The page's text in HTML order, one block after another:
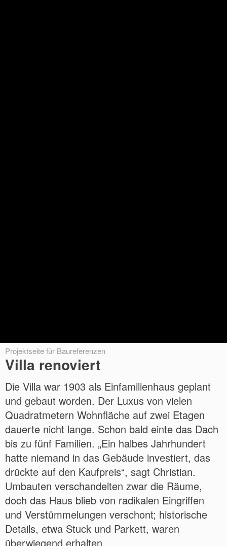
Projektseite für Baureferenzen
Villa renoviert
Die Villa war 1903 als Einfamilienhaus geplant
und gebaut worden. Der Luxus von vielen
Quadratmetern Wohnfläche auf zwei Etagen
dauerte nicht lange. Schon bald einte das Dach
bis zu fünf Familien. „Ein halbes Jahrhundert
hatte niemand in das Gebäude investiert, das
drückte auf den Kaufpreis“, sagt Christian.
Umbauten verschandelten zwar die Räume,
doch das Haus blieb von radikalen Eingriffen
und Verstümmelungen verschont; historische
Details, etwa Stuck und Parkett, waren
überwiegend erhalten.